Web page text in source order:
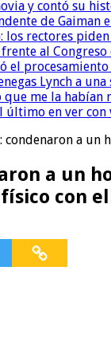
y contó su
de Gaiman
rectores
al
el
Lynch a
me la
en ver con
condenaron a un
a un
con